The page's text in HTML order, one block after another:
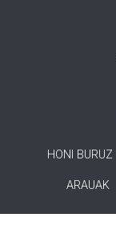
HONI BURUZ
ARAUAK